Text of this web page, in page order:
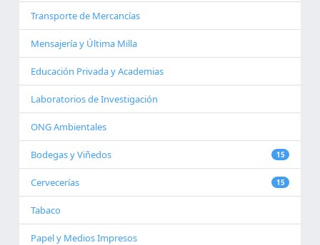
Transporte de Mercancías
Mensajería y Última Milla
Educación Privada y Academias
Laboratorios de Investigación
ONG Ambientales
Bodegas y Viñedos 15
Cervecerías 15
Tabaco
Papel y Medios Impresos